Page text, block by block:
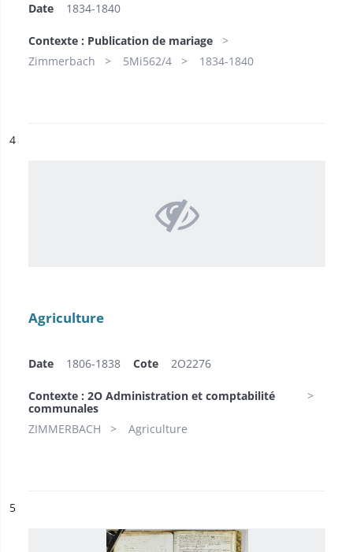
Date 1834-1840
Contexte : Publication de mariage
Zimmerbach
5Mi562/4 1834-1840
n°
4
Agriculture
Date 1806-1838 Cote 2O2276
Contexte : 2O Administration et comptabilité
communales
ZIMMERBACH
Agriculture
n°
5